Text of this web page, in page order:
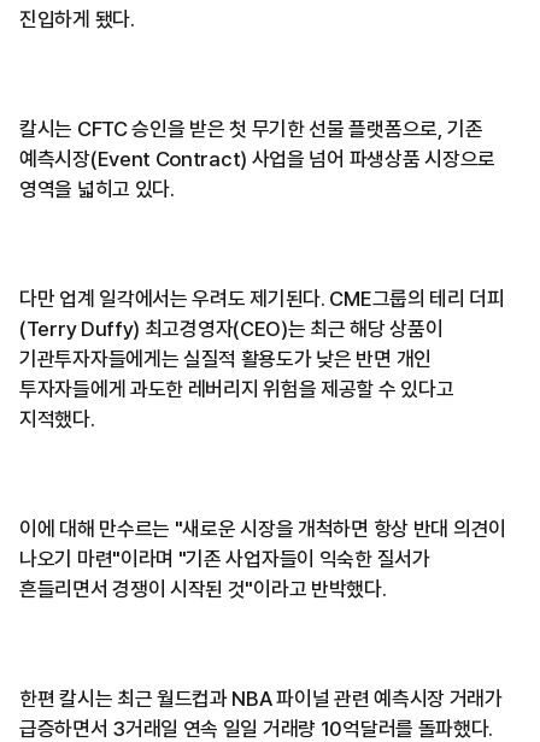
진입하게 됐다.
칼시는 CFTC 승인을 받은 첫 무기한 선물 플랫폼으로, 기존
예측시장(Event Contract) 사업을 넘어 파생상품 시장으로
영역을 넓히고 있다.
다만 업계 일각에서는 우려도 제기된다. CME그룹의 테리 더피
(Terry Duffy) 최고경영자(CEO)는 최근 해당 상품이
기관투자자들에게는 실질적 활용도가 낮은 반면 개인
투자자들에게 과도한 레버리지 위험을 제공할 수 있다고
지적했다.
이에 대해 만수르는 "새로운 시장을 개척하면 항상 반대 의견이
나오기 마련"이라며 "기존 사업자들이 익숙한 질서가
흔들리면서 경쟁이 시작된 것"이라고 반박했다.
한편 칼시는 최근 월드컵과 NBA 파이널 관련 예측시장 거래가
급증하면서 3거래일 연속 일일 거래량 10억달러를 돌파했다.